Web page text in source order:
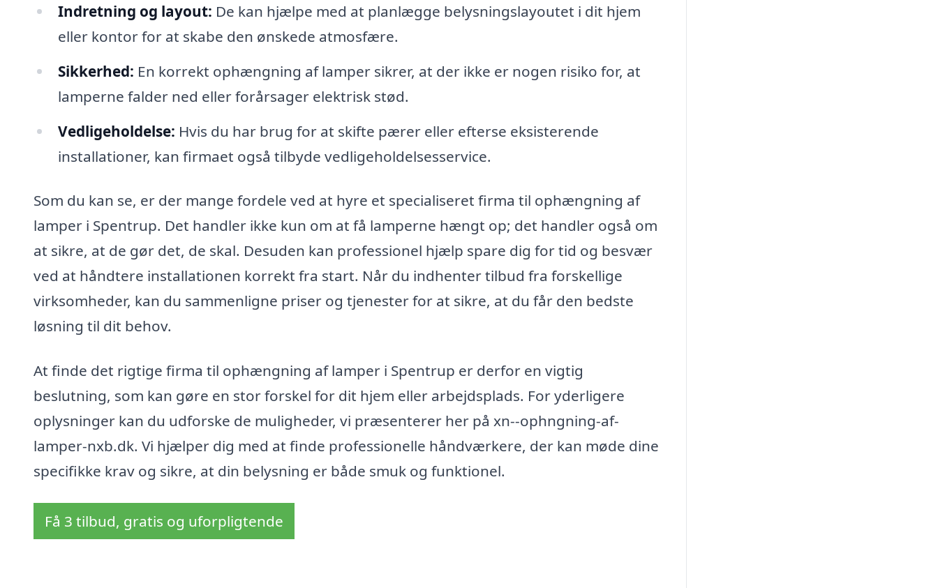
Indretning og layout: De kan hjælpe med at planlægge belysningslayoutet i dit hjem
eller kontor for at skabe den ønskede atmosfære.
Sikkerhed: En korrekt ophængning af lamper sikrer, at der ikke er nogen risiko for, at
lamperne falder ned eller forårsager elektrisk stød.
Vedligeholdelse: Hvis du har brug for at skifte pærer eller efterse eksisterende
installationer, kan firmaet også tilbyde vedligeholdelsesservice.
Som du kan se, er der mange fordele ved at hyre et specialiseret firma til ophængning af
lamper i Spentrup. Det handler ikke kun om at få lamperne hængt op; det handler også om
at sikre, at de gør det, de skal. Desuden kan professionel hjælp spare dig for tid og besvær
ved at håndtere installationen korrekt fra start. Når du indhenter tilbud fra forskellige
virksomheder, kan du sammenligne priser og tjenester for at sikre, at du får den bedste
løsning til dit behov.
At finde det rigtige firma til ophængning af lamper i Spentrup er derfor en vigtig
beslutning, som kan gøre en stor forskel for dit hjem eller arbejdsplads. For yderligere
oplysninger kan du udforske de muligheder, vi præsenterer her på xn--ophngning-af-
lamper-nxb.dk. Vi hjælper dig med at finde professionelle håndværkere, der kan møde dine
specifikke krav og sikre, at din belysning er både smuk og funktionel.
Få 3 tilbud, gratis og uforpligtende